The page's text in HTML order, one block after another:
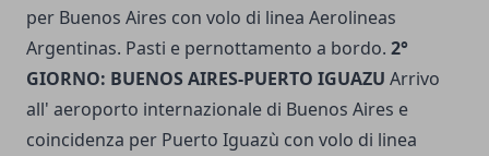
per Buenos Aires con volo di linea Aerolineas
Argentinas. Pasti e pernottamento a bordo. 2°
GIORNO: BUENOS AIRES-PUERTO IGUAZU Arrivo
all' aeroporto internazionale di Buenos Aires e
coincidenza per Puerto Iguazù con volo di linea